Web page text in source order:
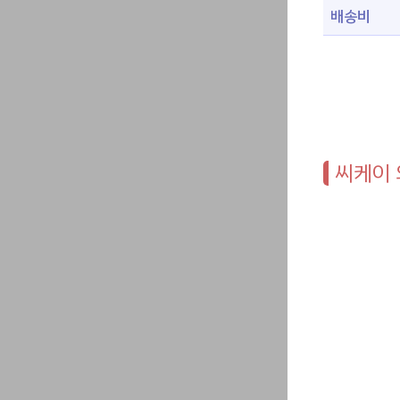
배송비
씨케이